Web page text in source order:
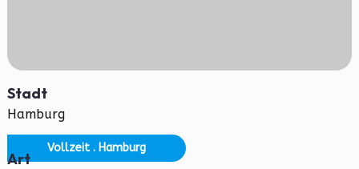
Vollzeit . Hamburg
Stadt
Hamburg
Art